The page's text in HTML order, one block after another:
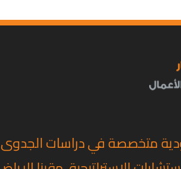
متخصصة في دراسات الجدوى